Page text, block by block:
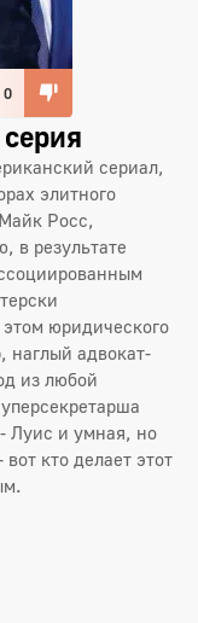
0
сериал,
элитного
Росс,
в результате
юридического
наглый адвокат-
из любой
Луис и умная, но
кто делает этот